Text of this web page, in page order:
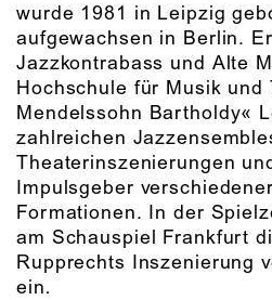
wurde 1981 in Leipzig
aufgewachsen in Berlin.
Jazzkontrabass und Alte
Hochschule für Musik und
Mendelssohn Bartholdy«
zahlreichen
Theaterinszenierungen
Impulsgeber
Formationen. In der
am Schauspiel Frankfurt
Rupprechts Inszenierung
ein.